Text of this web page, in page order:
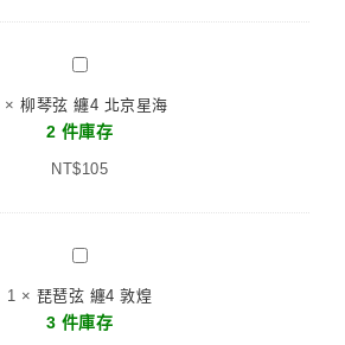
柳
弦
纏
4
星
×柳琴弦 纏4 北京星海
2 件庫存
NT$105
琵
弦
纏
1 × 琵琶弦 纏4 敦煌
3 件庫存